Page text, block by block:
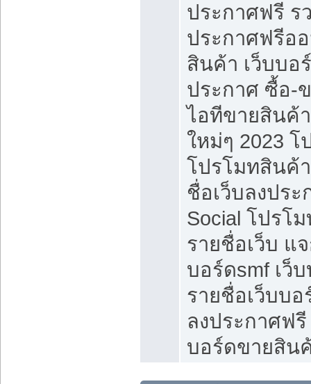
ประกาศฟรี ร
ประกาศฟรีอ
สินค้า เว็บบอ
ประกาศ ซื้อ-
ไอทีขายสินค้
ใหม่ๆ 2023
โปรโมทสินค้
ชื่อเว็บลงปร
Social โปรโ
รายชื่อเว็บ แ
บอร์ดsmf เว็
รายชื่อเว็บบ
ลงประกาศฟรี
บอร์ดขายสิน